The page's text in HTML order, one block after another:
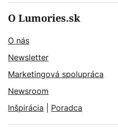
O Lumories.sk
O nás
Newsletter
Marketingová spolupráca
Newsroom
Inšpirácia
Poradca